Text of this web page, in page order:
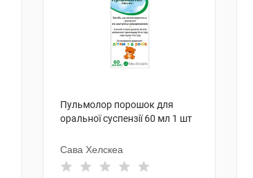
Пульмолор порошок для
оральної суспензії 60 мл 1 шт
Сава Хелскеа